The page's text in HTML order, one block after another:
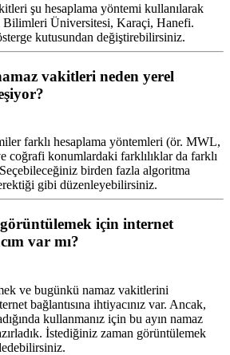
şu hesaplama yöntemi kullanılarak
Bilimleri Üniversitesi, Karaçi, Hanefi.
kutusundan değiştirebilirsiniz.
vakitleri neden yerel
farklı hesaplama yöntemleri (ör. MWL,
konumlardaki farklılıklar da farklı
birden fazla algoritma
gibi düzenleyebilirsiniz.
için internet
var mı?
ve bugünkü namaz vakitlerini
bağlantısına ihtiyacınız var. Ancak,
kullanmanız için bu ayın namaz
İstediğiniz zaman görüntülemek